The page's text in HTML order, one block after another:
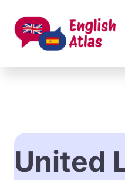
contenido
United